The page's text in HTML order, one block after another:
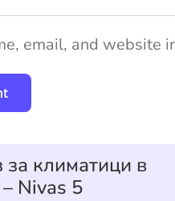
email, and website
за климатици в
Nivas 5